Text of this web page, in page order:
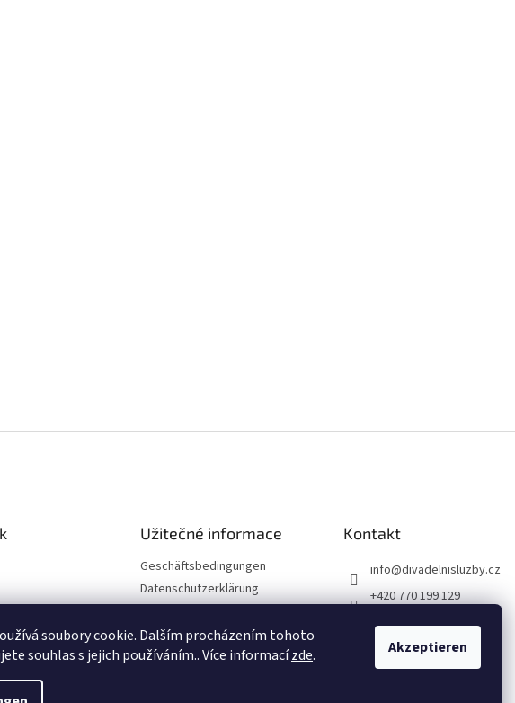
soubory cookie. Dalším procházením tohoto
souhlas s jejich používáním.. Více informacízde. Akzeptieren
Užitečné informace
Geschäftsbedingungen
Datenschutzerklärung
Reklamationsordnung
Kontakt
info@divadelnisluzby.cz
+420 770 199 129
Divadelní služby Plzeň
divadelni_sluzby_plzen